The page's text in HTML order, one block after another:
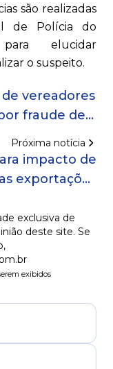
são realizadas
de Polícia do
para elucidar
o suspeito.
vereadores
fraude de
Próxima notícia
impacto de
exportações
exclusiva de
deste site. Se
exibidos